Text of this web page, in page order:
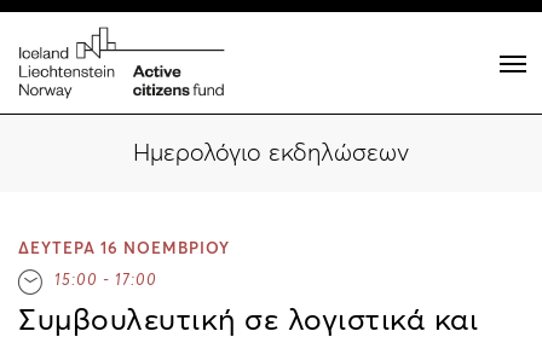
Ημερολόγιο εκδηλώσεων
ΔΕΥΤΕΡΑ 16 ΝΟΕΜΒΡΙΟΥ
15:00 - 17:00
Συμβουλευτική σε λογιστικά και